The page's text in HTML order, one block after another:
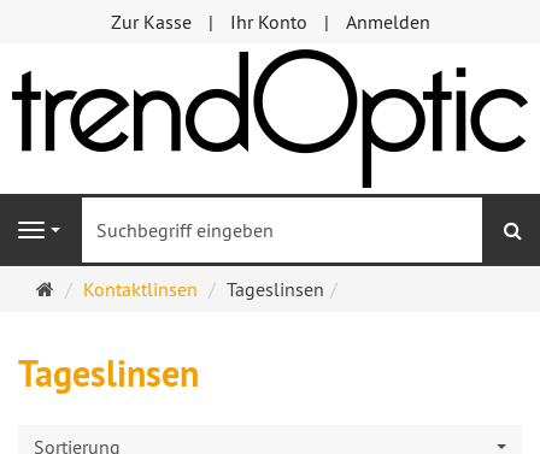
Zur Kasse Ihr Konto Anmelden
Navigation
Startseite
Kontaktlinsen Tageslinsen
Tageslinsen
Sortierung